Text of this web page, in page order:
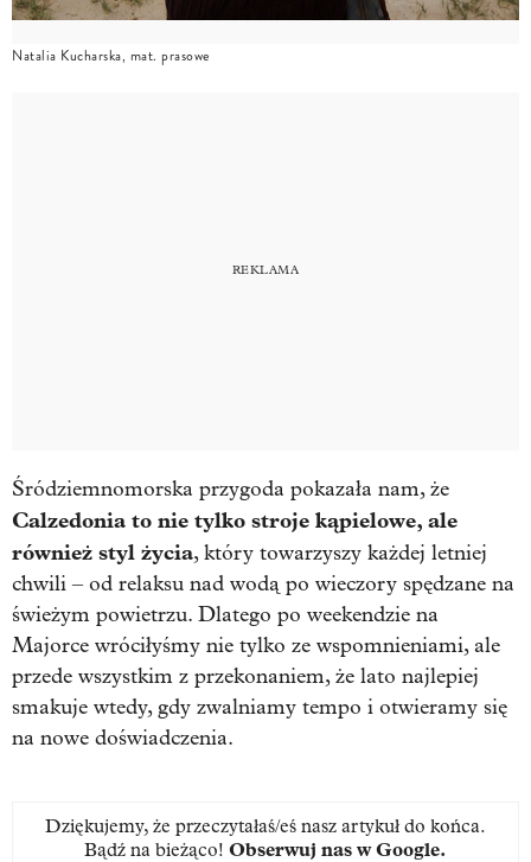
Natalia Kucharska, mat. prasowe
Śródziemnomorska przygoda pokazała nam, że
Calzedonia to nie tylko stroje kąpielowe, ale
również styl życia, który towarzyszy każdej letniej
chwili – od relaksu nad wodą po wieczory spędzane na
świeżym powietrzu. Dlatego po weekendzie na
Majorce wróciłyśmy nie tylko ze wspomnieniami, ale
przede wszystkim z przekonaniem, że lato najlepiej
smakuje wtedy, gdy zwalniamy tempo i otwieramy się
na nowe doświadczenia.
Dziękujemy, że przeczytałaś/eś nasz artykuł do końca.
Bądź na bieżąco! Obserwuj nas w Google.